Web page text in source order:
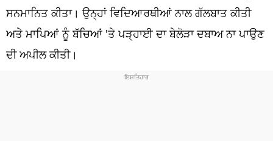
ਧਰਮ
ਖੇਡਾਂ
ਸਨਮਾਨਿਤ ਕੀਤਾ। ਉਨ੍ਹਾਂ ਵਿਦਿਆਰਥੀਆਂ ਨਾਲ ਗੱਲਬਾਤ ਕੀਤੀ
ਅਤੇ ਮਾਪਿਆਂ ਨੂੰ ਬੱਚਿਆਂ 'ਤੇ ਪੜ੍ਹਾਈ ਦਾ ਬੇਲੋੜਾ ਦਬਾਅ ਨਾ ਪਾਉਣ
ਦੀ ਅਪੀਲ ਕੀਤੀ।